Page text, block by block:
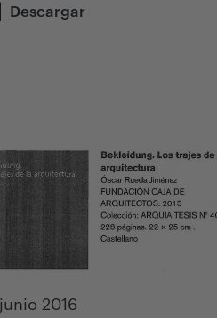
Descargar
2016